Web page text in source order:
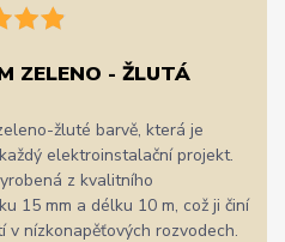
ZELENO - ŽLUTÁ
žluté barvě, která je
elektroinstalační projekt.
z kvalitního
15 mm a délku 10 m, což ji činí
nízkonapěťových rozvodech.